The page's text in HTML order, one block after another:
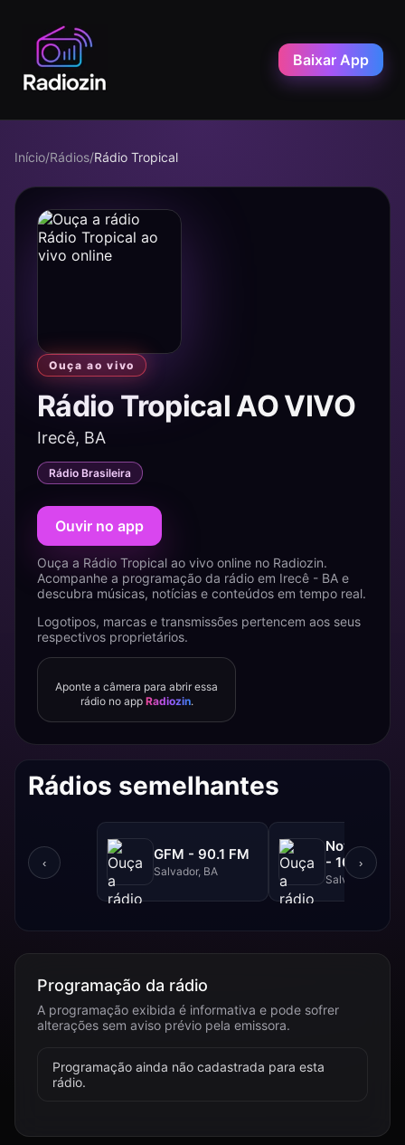
Baixar App
Início/Rádios/Rádio Tropical
Ouça ao vivo
Rádio Tropical AO VIVO
Irecê, BA
Rádio Brasileira
Ouvir no app
Ouça a Rádio Tropical ao vivo online no Radiozin.
Acompanhe a programação da rádio em Irecê - BA e
descubra músicas, notícias e conteúdos em tempo real.
Logotipos, marcas e transmissões pertencem aos seus
respectivos proprietários.
Aponte a câmera para abrir essa
rádio no app Radiozin.
Rádios semelhantes
‹
GFM - 90.1 FM
Salvador, BA
NovaBrasil
- 104.7 FM
Salvador, BA
›
Programação da rádio
A programação exibida é informativa e pode sofrer
alterações sem aviso prévio pela emissora.
Programação ainda não cadastrada para esta
rádio.